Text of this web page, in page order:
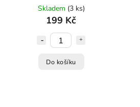
Skladem (3 ks)
199 Kč
Do košíku